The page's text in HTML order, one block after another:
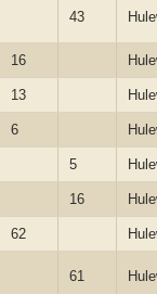
43
16
13
6
5
16
62
61